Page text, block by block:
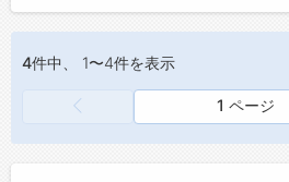
4件中、 1〜4件を表示
1 ページ